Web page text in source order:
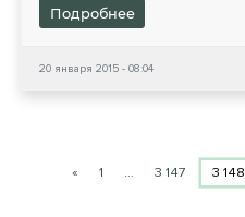
Подробнее
20 января 2015 - 08:04
« 1 … 3 147 3 148